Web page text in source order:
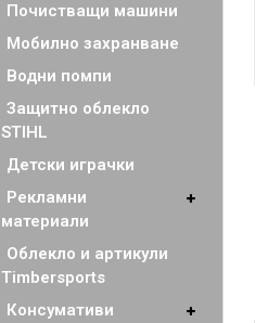
Почистващи машини
Мобилно захранване
Водни помпи
Защитно облекло
STIHL
Детски играчки
Рекламни
материали
Облекло и артикули
Timbersports
Консумативи